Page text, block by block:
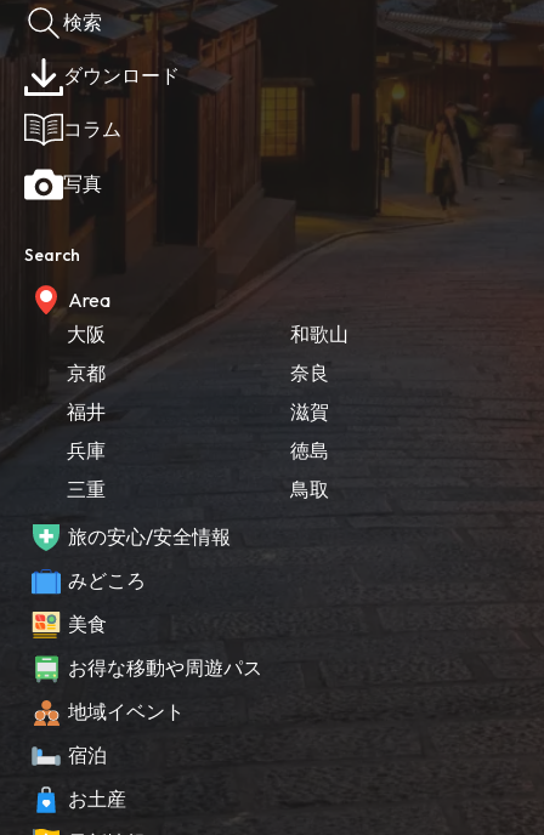
検索
ダウンロード
コラム
写真
Search
Area
大阪
京都
福井
兵庫
三重
和歌山
奈良
滋賀
徳島
鳥取
旅の安心/安全情報
みどころ
美食
お得な移動や周遊パス
地域イベント
宿泊
お土産